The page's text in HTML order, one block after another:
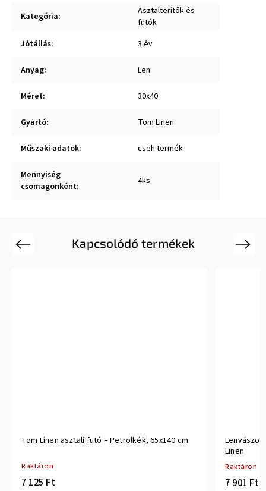
Kategória:
Asztalterítők és
futók
Jótállás: 3 év
Anyag: Len
Méret: 30x40
Gyártó: Tom Linen
Műszaki adatok: cseh termék
Mennyiség
csomagonként: 4ks
Kapcsolódó termékek
Previous
Tom Linen asztali futó – Petrolkék, 65x140 cm
Raktáron
7 125 Ft
Linen
Raktáron
7 901 Ft
Next